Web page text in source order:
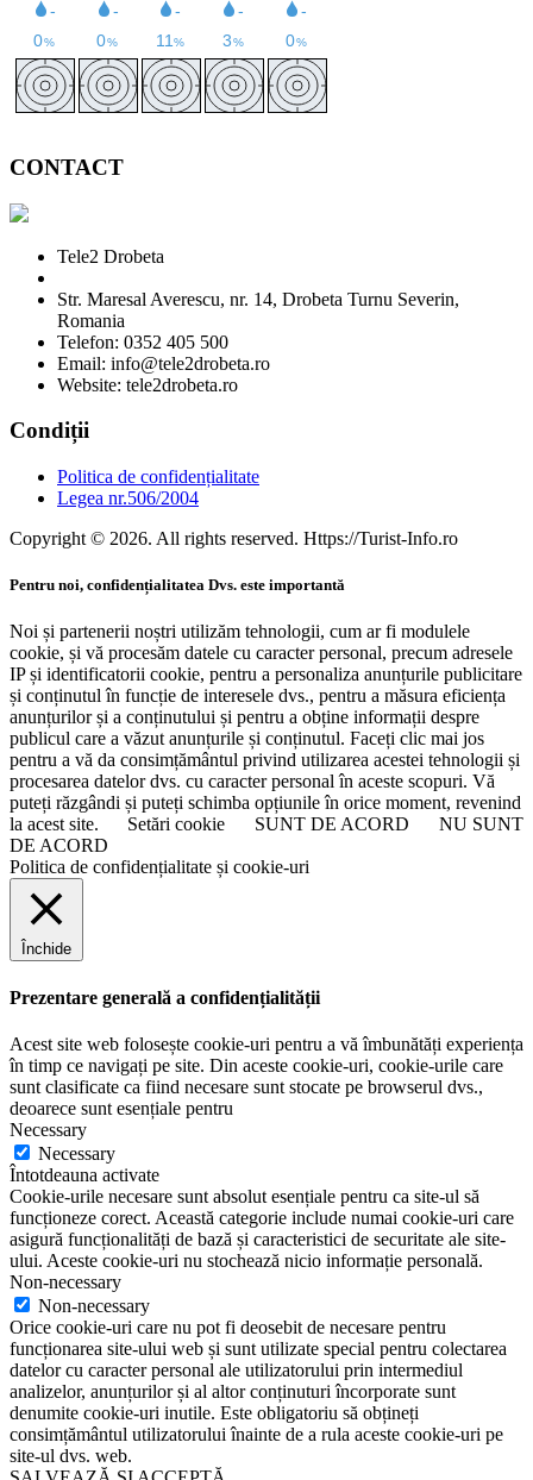
CONTACT
Tele2 Drobeta
Str. Maresal Averescu, nr. 14, Drobeta Turnu Severin,
Romania
Telefon: 0352 405 500
Email: info@tele2drobeta.ro
Website: tele2drobeta.ro
Condiții
Politica de confidențialitate
Legea nr.506/2004
Copyright © 2026. All rights reserved. Https://Turist-Info.ro
Pentru noi, confidențialitatea Dvs. este importantă
Noi și partenerii noștri utilizăm tehnologii, cum ar fi modulele
cookie, și vă procesăm datele cu caracter personal, precum adresele
IP și identificatorii cookie, pentru a personaliza anunțurile publicitare
și conținutul în funcție de interesele dvs., pentru a măsura eficiența
anunțurilor și a conținutului și pentru a obține informații despre
publicul care a văzut anunțurile și conținutul. Faceți clic mai jos
pentru a vă da consimțământul privind utilizarea acestei tehnologii și
procesarea datelor dvs. cu caracter personal în aceste scopuri. Vă
puteți răzgândi și puteți schimba opțiunile în orice moment, revenind
la acest site.
Setări cookie SUNT DE ACORD
NU SUNT
DE ACORD
Politica de confidențialitate și cookie-uri
Închide
Prezentare generală a confidențialității
Acest site web folosește cookie-uri pentru a vă îmbunătăți experiența
în timp ce navigați pe site. Din aceste cookie-uri, cookie-urile care
sunt clasificate ca fiind necesare sunt stocate pe browserul dvs.,
deoarece sunt esențiale pentru
Necessary
Necessary
Întotdeauna activate
Cookie-urile necesare sunt absolut esențiale pentru ca site-ul să
funcționeze corect. Această categorie include numai cookie-uri care
asigură funcționalități de bază și caracteristici de securitate ale site-
ului. Aceste cookie-uri nu stochează nicio informație personală.
Non-necessary
Non-necessary
Orice cookie-uri care nu pot fi deosebit de necesare pentru
funcționarea site-ului web și sunt utilizate special pentru colectarea
datelor cu caracter personal ale utilizatorului prin intermediul
analizelor, anunțurilor și al altor conținuturi încorporate sunt
denumite cookie-uri inutile. Este obligatoriu să obțineți
consimțământul utilizatorului înainte de a rula aceste cookie-uri pe
site-ul dvs. web.